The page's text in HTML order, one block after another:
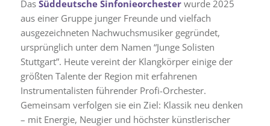
Das Süddeutsche Sinfonieorchesterwurde 2025
aus einer Gruppe junger Freunde und vielfach
ausgezeichneten Nachwuchsmusiker gegründet,
ursprünglich unter dem Namen “Junge Solisten
Stuttgart”. Heute vereint der Klangkörper einige der
größten Talente der Region mit erfahrenen
Instrumentalisten führender Profi-Orchester.
Gemeinsam verfolgen sie ein Ziel: Klassik neu denken
– mit Energie, Neugier und höchster künstlerischer